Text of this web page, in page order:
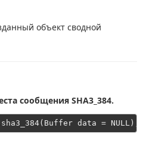
объект сводной
сообщения SHA3_384.